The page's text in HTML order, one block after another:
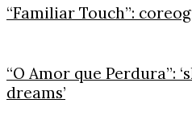
“Familiar Touch”:
“O Amor que
dreams’